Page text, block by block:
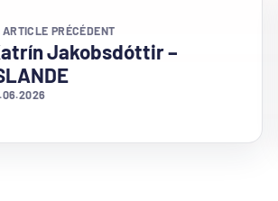
ARTICLE PRÉCÉDENT
Jakobsdóttir –